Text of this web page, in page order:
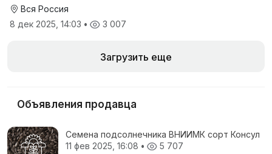
Вся Россия
8 дек 2025, 14:03 • 3 007
Загрузить еще
Объявления продавца
Семена подсолнечника ВНИИМК сорт Консул
11 фев 2025, 16:08 • 5 707